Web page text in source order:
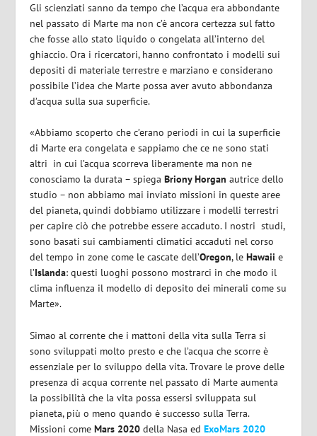
Gli scienziati sanno da tempo che l’acqua era abbondante
nel passato di Marte ma non c’è ancora certezza sul fatto
che fosse allo stato liquido o congelata all’interno del
ghiaccio.Ora i ricercatori, hanno confrontato i modelli sui
depositi di materiale terrestre e marziano e considerano
possibile l’idea che Marte possa aver avuto abbondanza
d’acqua sulla sua superficie.
«Abbiamo scoperto che c’erano periodi in cui la superficie
di Marte era congelata e sappiamo che ce ne sono stati
altri in cui l’acqua scorreva liberamente ma non ne
conosciamo la durata – spiegaBriony Horgan autrice dello
studio – non abbiamo mai inviato missioni in queste aree
del pianeta, quindi dobbiamo utilizzare i modelli terrestri
per capire ciò che potrebbe essere accaduto. I nostri studi,
sono basati sui cambiamenti climatici accaduti nel corso
del tempo in zone come le cascate dell’Oregon, leHawaii e
l’Islanda: questi luoghi possono mostrarci in che modo il
clima influenza il modello di deposito dei minerali come su
Marte».
Simao al corrente che i mattoni della vita sulla Terra si
sono sviluppati molto presto e che l’acqua che scorre è
essenziale per lo sviluppo della vita. Trovare le prove delle
presenza di acqua corrente nel passato di Marte aumenta
la possibilità che la vita possa essersi sviluppata sul
pianeta, più o meno quando è successo sulla Terra.
Missioni comeMars 2020 della Nasa edExoMars 2020